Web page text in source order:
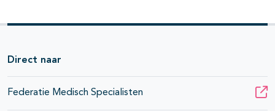
Direct naar
Federatie Medisch Specialisten